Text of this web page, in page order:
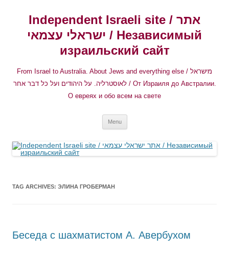
Independent Israeli site / אתר
ישראלי עצמאי / Независимый
израильский сайт
From Israel to Australia. About Jews and everything else / מישראל
לאוסטרליה. על היהודים ועל כל דבר אחר / От Израиля до Австралии.
О евреях и обо всем на свете
Menu
TAG ARCHIVES: ЭЛИНА ГРОБЕРМАН
Беседа с шахматистом А. Авербухом